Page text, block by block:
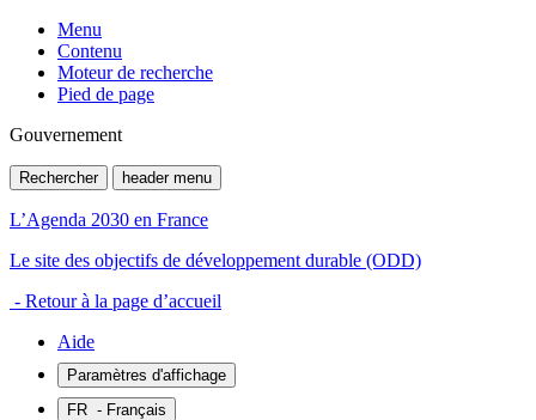
Menu
Contenu
Moteur de recherche
Pied de page
Gouvernement
Rechercher header menu
L’Agenda 2030 en France
Le site des objectifs de développement durable (ODD)
- Retour à la page d’accueil
Aide
Paramètres d'affichage
FR - Français